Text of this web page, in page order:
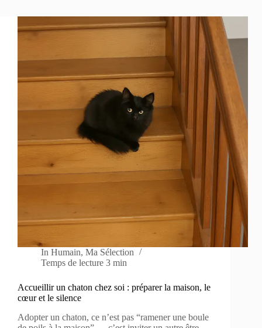
In Humain,Ma Sélection
Temps de lecture 3 min
Accueillir un chaton chez soi : préparer la maison, le
cœur et le silence
Adopter un chaton, ce n’est pas “ramener une boule